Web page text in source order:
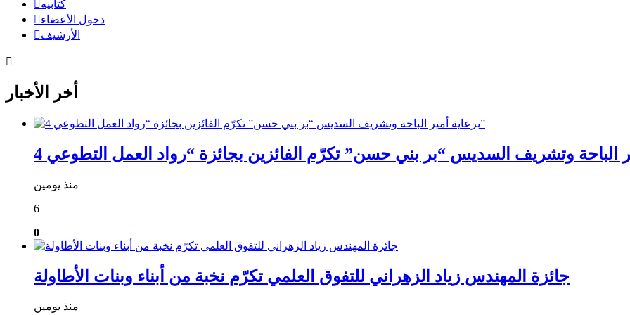
كتابيه
دخول الأعضاء
الأرشيف
أخر الأخبار
منذ يومين
6
0
جائزة المهندس زياد الزهراني للتفوق العلمي تكرّم نخبة من أبناء وبنات الأطاولة
منذ يومين